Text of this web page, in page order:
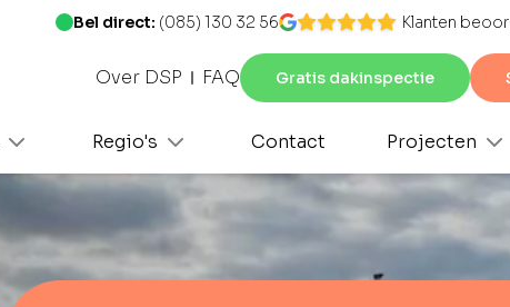
Bel direct: (085) 130 32 56 Klanten
Over DSP FAQ Gratis dakinspectie
Regio's Contact Projecten